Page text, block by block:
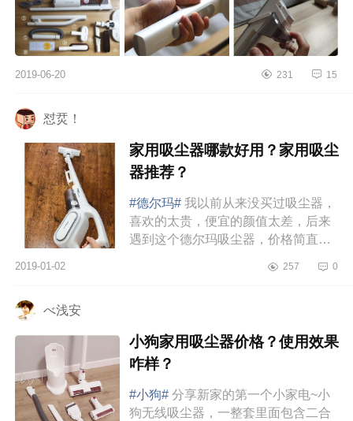
2019-06-20 231 15
怼烎！
家用吸尘器哪款好用？家用吸尘
器推荐？
#德尔玛# 我以前从来没买过吸尘器，
喜欢的太贵，便宜的颜值太差，后来
遇到这个德尔玛吸尘器，价格简直是
果断入手。用了一段时没有任何问...
2019-01-02 257 0
べ浅安
小狗家用吸尘器价格？使用效果
咋样？
#小狗# 分享新家的第一个小家电~小
狗无线吸尘器，一整套里面包含二合